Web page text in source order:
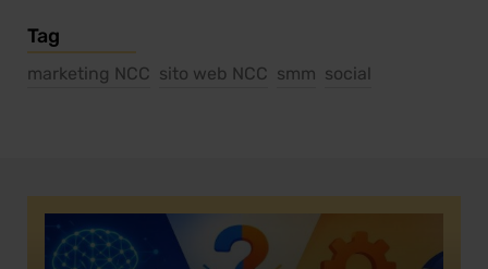
Tag
marketing NCC sito web NCC smm social